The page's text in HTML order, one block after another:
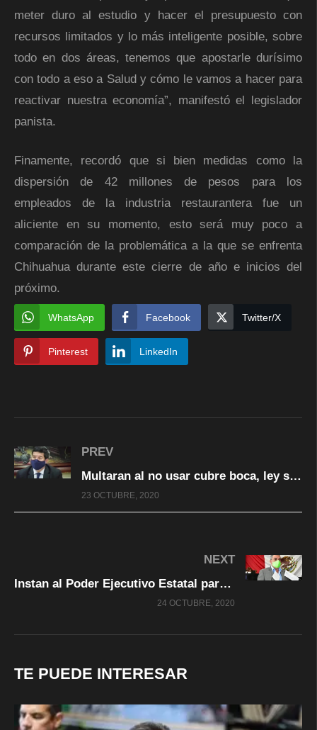
meter duro al estudio y hacer el presupuesto con
recursos limitados y lo más inteligente posible, sobre
todo en dos áreas, tenemos que apostarle durísimo
con todo a eso a Salud y cómo le vamos a hacer para
reactivar nuestra economía”, manifestó el legislador
panista.
Finamente, recordó que si bien medidas como la
dispersión de 42 millones de pesos para los
empleados de la industria restaurantera fue un
aliciente en su momento, esto será muy poco a
comparación de la problemática a la que se enfrenta
Chihuahua durante este cierre de año e inicios del
próximo.
WhatsApp Facebook Twitter/X
Pinterest LinkedIn
PREV
Multaran al no usar cubre boca, ley seca de jueves/domingo, sanciones a transportistas y bares …
23 OCTUBRE, 2020
NEXT
Instan al Poder Ejecutivo Estatal para que incluya partida especial para profesionistas de salud en Presupuesto 2021
24 OCTUBRE, 2020
TE PUEDE INTERESAR